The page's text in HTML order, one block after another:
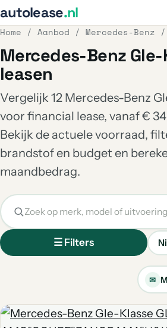
autolease.nl
Home / Aanbod / Mercedes-Benz /
Mercedes-Benz Gle-
leasen
Vergelijk 12 Mercedes-Benz
voor financial lease, vanaf €
Bekijk de actuele voorraad,
brandstof en budget en
maandbedrag.
☰ Filters
✉